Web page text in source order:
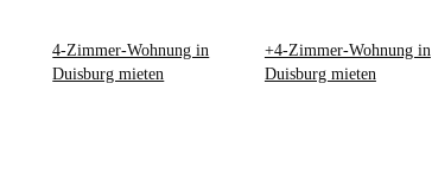
4-Zimmer-Wohnung in
Duisburg mieten
+4-Zimmer-Wohnung in
Duisburg mieten